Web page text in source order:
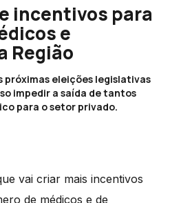
incentivos para
e
Região
próximas eleições legislativas
impedir a saída de tantos
para o setor privado.
vai criar mais incentivos
de médicos e de